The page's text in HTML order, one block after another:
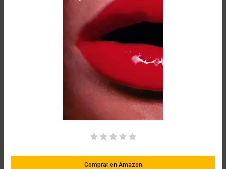
Comprar en Amazon